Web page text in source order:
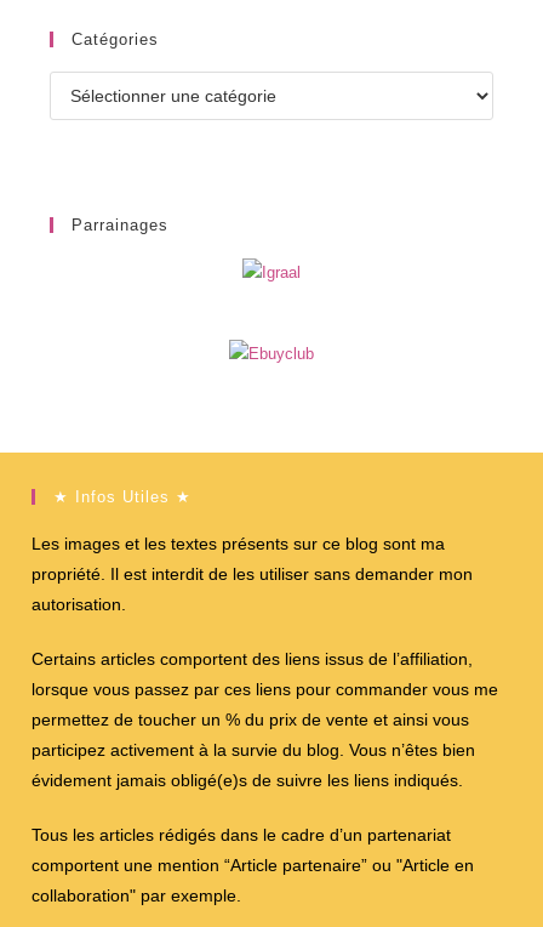
Catégories
Parrainages
★ Infos Utiles ★
Les images et les textes présents sur ce blog sont ma
propriété. Il est interdit de les utiliser sans demander mon
autorisation.
Certains articles comportent des liens issus de l’affiliation,
lorsque vous passez par ces liens pour commander vous me
permettez de toucher un % du prix de vente et ainsi vous
participez activement à la survie du blog. Vous n’êtes bien
évidement jamais obligé(e)s de suivre les liens indiqués.
Tous les articles rédigés dans le cadre d’un partenariat
comportent une mention “Article partenaire” ou "Article en
collaboration" par exemple.